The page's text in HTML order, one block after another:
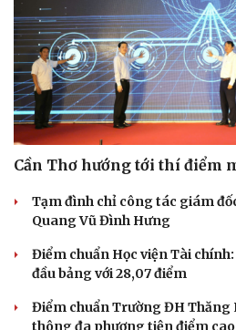
Cần Thơ hướng tới thí điểm
Tạm đình chỉ công tác giám
Quang Vũ Đình Hưng
Điểm chuẩn Học viện Tài
đầu bảng với 28,07 điểm
Điểm chuẩn Trường ĐH Thăng
thông đa phương tiện điểm